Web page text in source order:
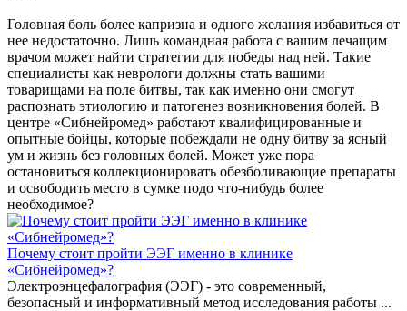
Головная боль более капризна и одного желания избавиться от
нее недостаточно. Лишь командная работа с вашим лечащим
врачом может найти стратегии для победы над ней. Такие
специалисты как неврологи должны стать вашими
товарищами на поле битвы, так как именно они смогут
распознать этиологию и патогенез возникновения болей. В
центре «Сибнейромед» работают квалифицированные и
опытные бойцы, которые побеждали не одну битву за ясный
ум и жизнь без головных болей. Может уже пора
остановиться коллекционировать обезболивающие препараты
и освободить место в сумке подо что-нибудь более
необходимое?
Почему стоит пройти ЭЭГ именно в клинике
«Сибнейромед»?
Электроэнцефалография (ЭЭГ) - это современный,
безопасный и информативный метод исследования работы ...